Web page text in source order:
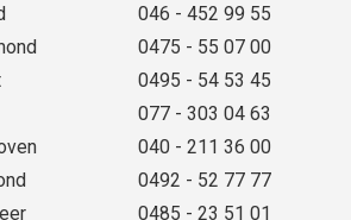
046 - 452 99 55
0475 - 55 07 00
0495 - 54 53 45
077 - 303 04 63
040 - 211 36 00
0492 - 52 77 77
0485 - 23 51 01